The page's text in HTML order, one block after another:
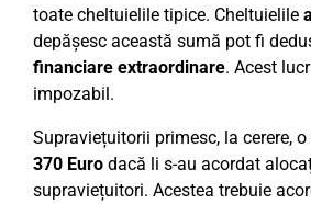
toate cheltuielile tipice. Cheltuielile
depășesc această sumă pot fi
financiare extraordinare. Acest
impozabil.
Supraviețuitorii primesc, la cerere, o
370 Euro dacă li s-au acordat
supraviețuitori. Acestea trebuie